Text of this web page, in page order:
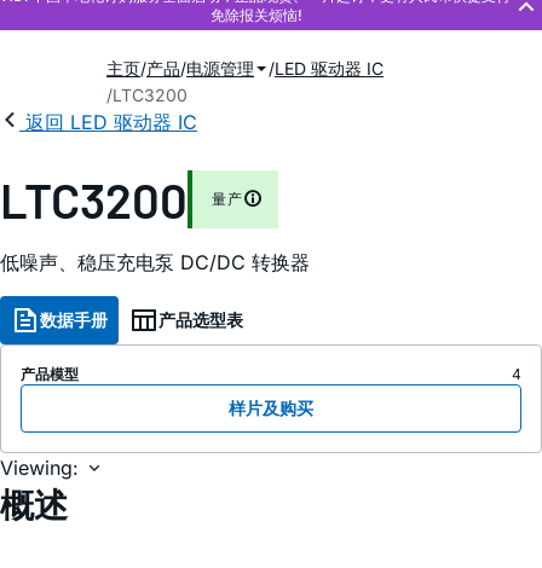
主页 产品 电源管理
LED 驱动器 IC
LTC3200
返回 LED 驱动器 IC
LTC3200 量产
低噪声、稳压充电泵 DC/DC 转换器
数据手册 产品选型表
产品模型 4
样片及购买
Viewing:
概述